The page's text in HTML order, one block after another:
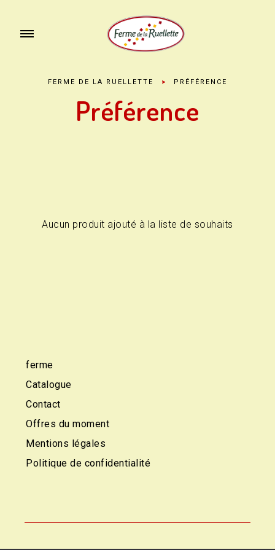
FERME DE LA RUELLETTE > PRÉFÉRENCE
Préférence
Aucun produit ajouté à la liste de souhaits
ferme
Catalogue
Contact
Offres du moment
Mentions légales
Politique de confidentialité